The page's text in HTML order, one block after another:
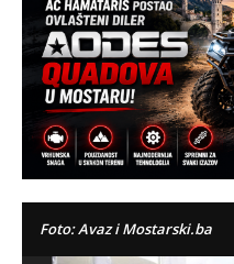
Foto: Avaz i Mostarski.ba